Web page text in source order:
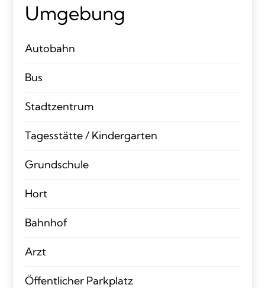
Umgebung
Autobahn
Bus
Stadtzentrum
Tagesstätte / Kindergarten
Grundschule
Hort
Bahnhof
Arzt
Öffentlicher Parkplatz